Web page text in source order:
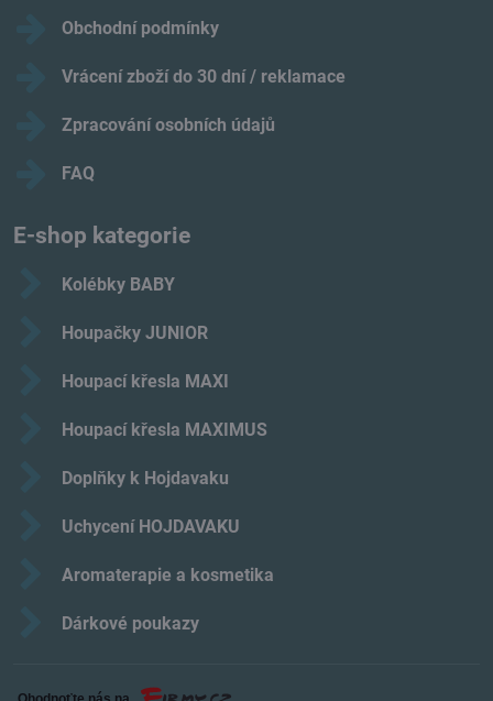
Obchodní podmínky
Vrácení zboží do 30 dní / reklamace
Zpracování osobních údajů
FAQ
E-shop kategorie
Kolébky BABY
Houpačky JUNIOR
Houpací křesla MAXI
Houpací křesla MAXIMUS
Doplňky k Hojdavaku
Uchycení HOJDAVAKU
Aromaterapie a kosmetika
Dárkové poukazy